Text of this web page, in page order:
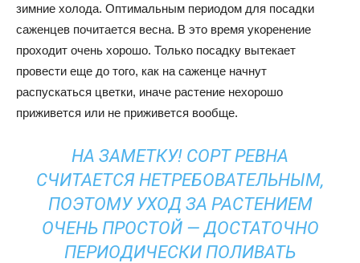
зимние холода. Оптимальным периодом для посадки
саженцев почитается весна. В это время укоренение
проходит очень хорошо. Только посадку вытекает
провести еще до того, как на саженце начнут
распускаться цветки, иначе растение нехорошо
приживется или не приживется вообще.
НА ЗАМЕТКУ! СОРТ РЕВНА
СЧИТАЕТСЯ НЕТРЕБОВАТЕЛЬНЫМ,
ПОЭТОМУ УХОД ЗА РАСТЕНИЕМ
ОЧЕНЬ ПРОСТОЙ — ДОСТАТОЧНО
ПЕРИОДИЧЕСКИ ПОЛИВАТЬ